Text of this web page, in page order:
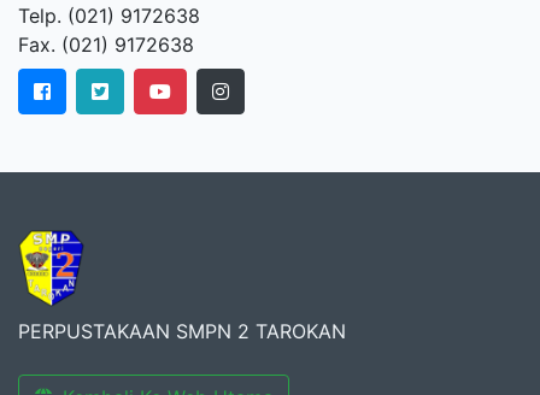
Telp. (021) 9172638
Fax. (021) 9172638
PERPUSTAKAAN SMPN 2 TAROKAN